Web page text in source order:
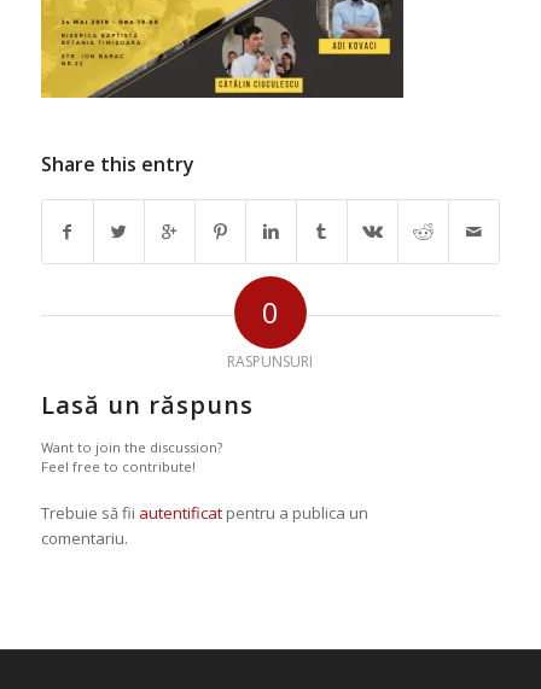
Share this entry
0
RASPUNSURI
Lasă un răspuns
Want to join the discussion?
Feel free to contribute!
Trebuie să fii autentificatpentru a publica un
comentariu.